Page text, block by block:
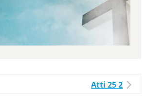
Atti 25 2